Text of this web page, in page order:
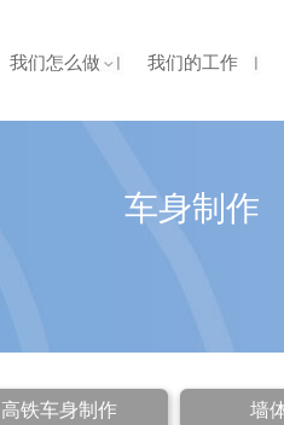
我们怎么做 我们的工作
车身制作
高铁车身制作 墙